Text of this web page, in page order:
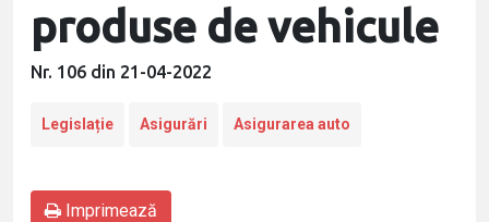
produse de vehicule
Nr. 106 din 21-04-2022
Legislație Asigurări Asigurarea auto
Imprimează